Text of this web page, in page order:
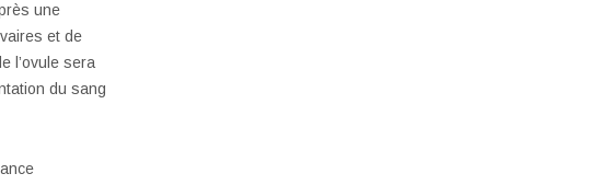
une
et de
l’ovule sera
du sang